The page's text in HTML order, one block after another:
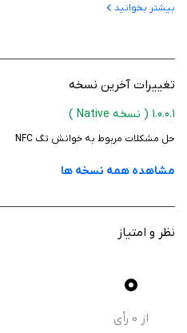
بیشتر بخوانید
تغییرات آخرین نسخه
1.0.0.1 ( نسخه Native )
حل مشکلات مربوط به خوانش تگ NFC
مشاهده همه نسخه ها
نظر و امتیاز
0
از 0 رأی